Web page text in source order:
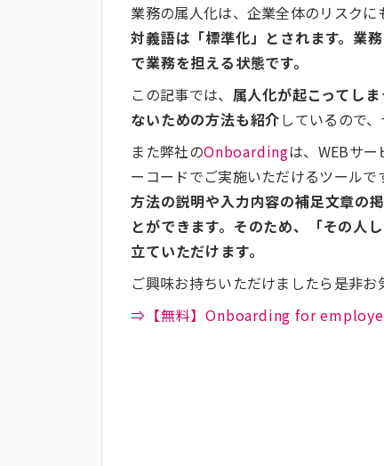
業務の属人化は、企業全体のリスクに
対義語は「標準化」とされます。業
で業務を担える状態です。
この記事では、 属人化が起こってし
ないための方法も紹介しているので
また弊社のOnboardingは、WEBサ
ーコードでご実施いただけるツールで
方法の説明や入力内容の補足文章の
とができます。そのため、「その人
立ていただけます。
ご興味お持ちいただけましたら是非お
⇒【無料】Onboarding for